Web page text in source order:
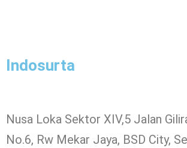
Indosurta
Nusa Loka Sektor XIV,5 Jalan
No.6, Rw Mekar Jaya, BSD City,